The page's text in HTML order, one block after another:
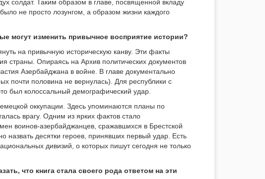
солдат. Таким образом в главе, посвященной вкладу
не просто лозунгом, а образом жизни каждого
могут изменить привычное восприятие истории?
на привычную историческую канву. Эти факты
страны. Опираясь на Архив политических документов
Азербайджана в войне. В главе документально
почти половина не вернулась). Для республики с
был колоссальный демографический удар.
оккупации. Здесь упоминаются планы по
врагу. Одним из ярких фактов стало
воинов-азербайджанцев, сражавшихся в Брестской
десятки героев, принявших первый удар. Есть
дивизий, о которых пишут сегодня не только
что книга стала своего рода ответом на эти